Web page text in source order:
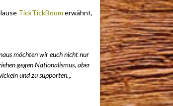
TickTickBoom erwähnt,
möchten wir euch nicht nur
gegen Nationalismus, aber
und zu supporten.„